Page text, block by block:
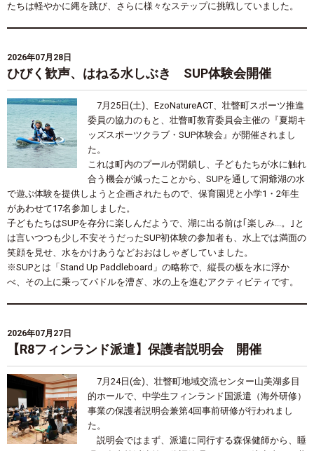
たちは軽やかに縄を跳び、さらに様々なステップに挑戦していました。
2026年07月28日
ひびく歓声、はねる水しぶき SUP体験会開催
7月 25 日 (土)、 EzoNatureACT、壮瞥町スポーツ推進
委員の協力のもと、壮瞥町教育委員会主催の『夏期キ
ッズスポーツクラブ・ SUP体験会』が開催されまし
た。
これは町内のプールが閉鎖し、子どもたちが水に触れ
合う機会が減ったことから、 SUPを通して洞爺湖の水
で遊ぶ体験を提供しようと企画されたもので、保育園児と小学1 ・ 2年生
があわせて17名参加しました。
子どもたちはSUPを存分に楽しんだようで、湖に出る前は｢楽しみ...。｣と
は言いつつも少し不安そうだったSUP初体験の参加者も、水上では満面の
笑顔を見せ、水をかけあうなどおおはしゃぎしていました。
※SUPとは「 Stand Up Paddleboard 」の略称で、縦長の板を水に浮か
べ、その上に乗ってパドルを漕ぎ、水の上を進むアクティビティです。
2026年07月27日
【R8フィンランド派遣】保護者説明会 開催
7月24日(金)、壮瞥町地域交流センター山美湖多目
的ホールで、中学生フィンランド国派遣（海外研修）
事業の保護者説明会兼第4回事前研修が行われまし
た。
説明会ではまず、派遣に同行する森保健師から、睡